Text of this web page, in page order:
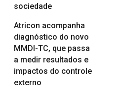
sociedade
Atricon acompanha
diagnóstico do novo
MMDI-TC, que passa
a medir resultados e
impactos do controle
externo